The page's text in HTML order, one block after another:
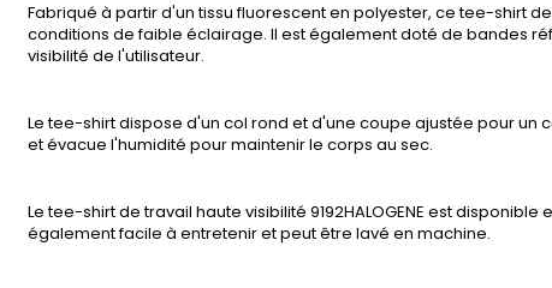
Fabriqué à partir d'un tissu fluorescent en polyester, ce tee-shirt
conditions de faible éclairage. Il est également doté de bandes
visibilité de l'utilisateur.
Le tee-shirt dispose d'un col rond et d'une coupe ajustée pour
et évacue l'humidité pour maintenir le corps au sec.
Le tee-shirt de travail haute visibilité 9192HALOGENE est
également facile à entretenir et peut être lavé en machine.